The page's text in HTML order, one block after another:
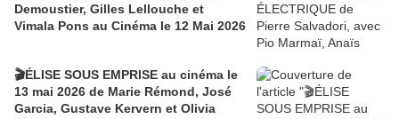
Demoustier, Gilles Lellouche et
Vimala Pons au Cinéma le 12 Mai 2026
🎬ÉLISE SOUS EMPRISE au cinéma le
13 mai 2026 de Marie Rémond, José
Garcia, Gustave Kervern et Olivia